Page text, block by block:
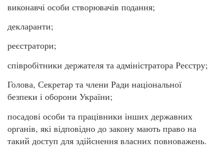
виконавчі особи створювачів подання;
декларанти;
реєстратори;
співробітники держателя та адміністратора Реєстру;
Голова, Секретар та члени Ради національної
безпеки і оборони України;
посадові особи та працівники інших державних
органів, які відповідно до закону мають право на
такий доступ для здійснення власних повноважень.